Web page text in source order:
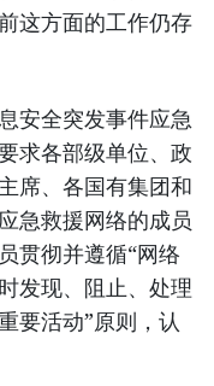
这方面的工作仍存
安全突发事件应急
求各部级单位、政
席、各国有集团和
急救援网络的成员
贯彻并遵循“网络
发现、阻止、处理
要活动”原则，认